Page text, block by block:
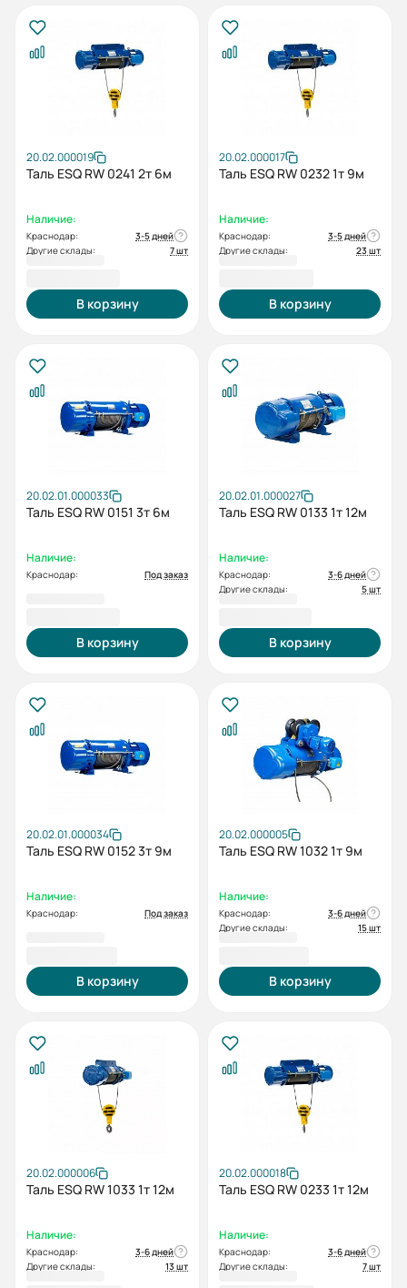
20.02.000019
Таль ESQ RW 0241 2т 6м
Наличие:
Краснодар:
3-5 дней
Другие склады:
7 шт
В корзину
20.02.000017
Таль ESQ RW 0232 1т 9м
Наличие:
Краснодар:
3-5 дней
Другие склады:
23 шт
В корзину
20.02.01.000033
Таль ESQ RW 0151 3т 6м
Наличие:
Краснодар: Под заказ
В корзину
20.02.01.000027
Таль ESQ RW 0133 1т 12м
Наличие:
Краснодар:
3-6 дней
Другие склады:
5 шт
В корзину
20.02.01.000034
Таль ESQ RW 0152 3т 9м
Наличие:
Краснодар: Под заказ
В корзину
20.02.000005
Таль ESQ RW 1032 1т 9м
Наличие:
Краснодар:
3-6 дней
Другие склады:
15 шт
В корзину
20.02.000006
Таль ESQ RW 1033 1т 12м
Наличие:
Краснодар:
3-6 дней
Другие склады:
13 шт
20.02.000018
Таль ESQ RW 0233 1т 12м
Наличие:
Краснодар:
3-6 дней
Другие склады:
7 шт